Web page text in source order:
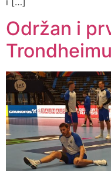
Održan i
Trondheimu